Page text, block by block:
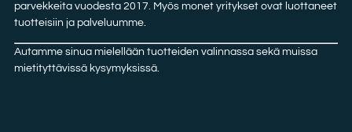
parvekkeita vuodesta 2017. Myös monet yritykset ovat luottaneet
tuotteisiin ja palveluumme.
Autamme sinua mielellään tuotteiden valinnassa sekä muissa
mietityttävissä kysymyksissä.